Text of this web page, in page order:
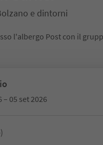
e dintorni
l'albergo Post con il
– 05 set 2026